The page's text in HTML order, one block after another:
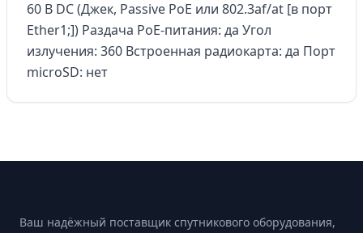
60 В DC (Джек, Passive PoE или 802.3af/at [в порт
Ether1;]) Раздача PoE-питания: да Угол
излучения: 360 Встроенная радиокарта: да Порт
microSD: нет
Ваш надёжный поставщик спутникового оборудования,